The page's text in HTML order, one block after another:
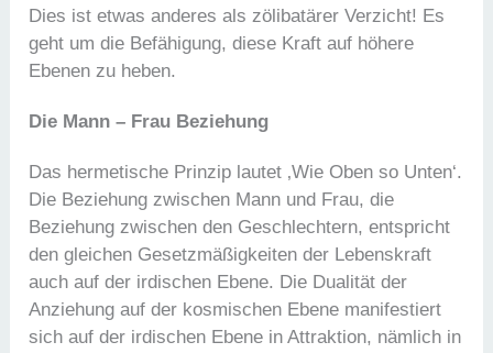
Dies ist etwas anderes als zölibatärer Verzicht! Es
geht um die Befähigung, diese Kraft auf höhere
Ebenen zu heben.
Die Mann – Frau Beziehung
Das hermetische Prinzip lautet ‚Wie Oben so Unten‘.
Die Beziehung zwischen Mann und Frau, die
Beziehung zwischen den Geschlechtern, entspricht
den gleichen Gesetzmäßigkeiten der Lebenskraft
auch auf der irdischen Ebene. Die Dualität der
Anziehung auf der kosmischen Ebene manifestiert
sich auf der irdischen Ebene in Attraktion, nämlich in